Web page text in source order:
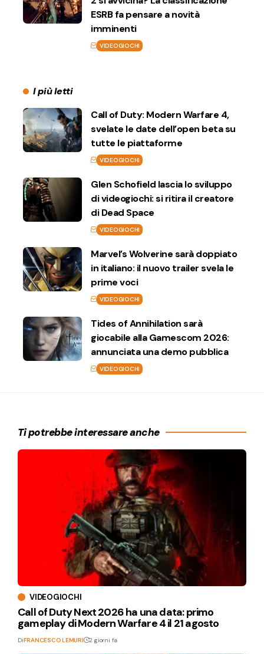
ESRB fa pensare a novità
imminenti
VIDEOGIOCHI
I più letti
Call of Duty: Modern Warfare 4,
svelate le date dell’open beta su
tutte le piattaforme
VIDEOGIOCHI
Glen Schofield lascia lo sviluppo
di videogiochi: si ritira il creatore
di Dead Space
VIDEOGIOCHI
Marvel’s Wolverine sarà doppiato
in italiano: il nuovo trailer svela le
prime voci
VIDEOGIOCHI
Tides of Annihilation sarà
giocabile alla Gamescom 2026:
annunciata una demo pubblica
VIDEOGIOCHI
Ti potrebbe interessare anche
VIDEOGIOCHI
Call of Duty Next 2026 ha una data: primo
gameplay di Modern Warfare 4 il 21 agosto
DiFRANCESCO LEMURI 2 giorni fa